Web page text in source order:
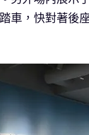
車，快對著後